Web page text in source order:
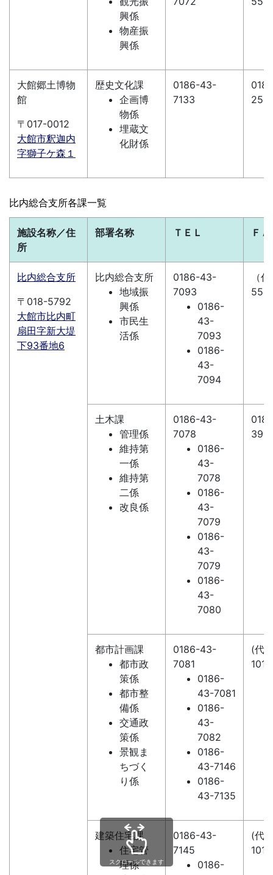
興係
物産振
興係
大館郷土博物
館
〒017-0012
大館市釈迦内
字獅子ケ森１
歴史文化課
企画博
物係
埋蔵文
化財係
0186-43-
7133
2512
比内総合支所各課一覧
施設名称／住
所
部署名称 ＴＥＬ Ｆ
比内総合支所
〒018-5792
大館市比内町
扇田字新大堤
下93番地6
比内総合支所
地域振
興係
市民生
活係
0186-43-
7093
0186-
43-
7093
0186-
43-
7094
（
55-
土木課
管理係
維持第
一係
維持第
二係
改良係
0186-43-
7078
0186-
43-
7078
0186-
43-
7079
0186-
43-
7079
0186-
43-
7080
3911
都市計画課
都市政
策係
都市整
備係
交通政
策係
景観ま
ちづく
り係
0186-43-
7081
0186-
43-7081
0186-
43-
7082
0186-
43-7146
0186-
43-7135
(代
1018
建築住宅課
住宅管
理係
0186-43-
7145
0186-
(代
1018
スクロールできます